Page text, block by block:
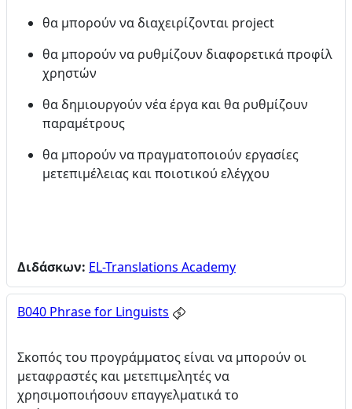
θα μπορούν να διαχειρίζονται project
θα μπορούν να ρυθμίζουν διαφορετικά προφίλ
χρηστών
θα δημιουργούν νέα έργα και θα ρυθμίζουν
παραμέτρους
θα μπορούν να πραγματοποιούν εργασίες
μετεπιμέλειας και ποιοτικού ελέγχου
Διδάσκων: EL-Translations Academy
B040 Phrase for Linguists
Σκοπός του προγράμματος είναι να μπορούν οι
μεταφραστές και μετεπιμελητές να
χρησιμοποιήσουν επαγγελματικά το